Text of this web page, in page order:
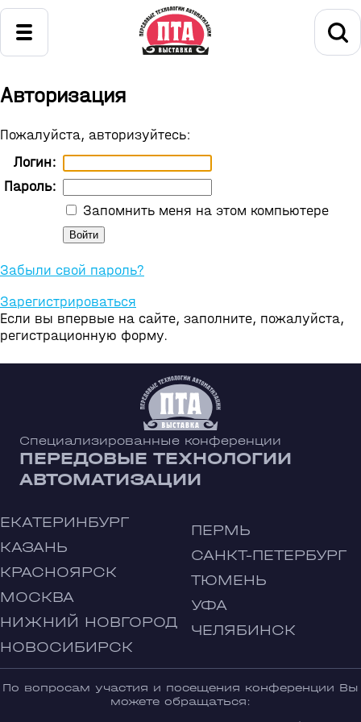
Авторизация
Пожалуйста, авторизуйтесь:
Логин:
Пароль:
Запомнить меня на этом компьютере
Забыли свой пароль?
Зарегистрироваться
Если вы впервые на сайте, заполните, пожалуйста,
регистрационную форму.
Специализированные конференции
ПЕРЕДОВЫЕ ТЕХНОЛОГИИ
АВТОМАТИЗАЦИИ
ЕКАТЕРИНБУРГ
КАЗАНЬ
КРАСНОЯРСК
МОСКВА
НИЖНИЙ НОВГОРОД
НОВОСИБИРСК
ПЕРМЬ
САНКТ-ПЕТЕРБУРГ
ТЮМЕНЬ
УФА
ЧЕЛЯБИНСК
По вопросам участия и посещения конференции Вы
можете обращаться: